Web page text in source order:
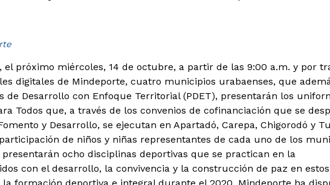
el próximo miércoles, 14 de octubre, a partir de las 9:00 a.m. y por
digitales de Mindeporte, cuatro municipios urabaenses, que
de Desarrollo con Enfoque Territorial (PDET), presentarán los
Todos que, a través de los convenios de cofinanciación que se
y Desarrollo, se ejecutan en Apartadó, Carepa, Chigorodó y
de niños y niñas representantes de cada uno de los
ocho disciplinas deportivas que se practican en la
con el desarrollo, la convivencia y la construcción de paz en